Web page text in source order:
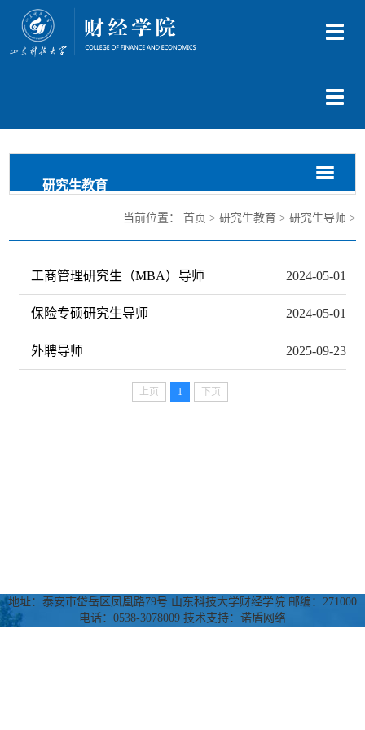
切
切
导
研究生教育
切
换
航
切
换
航
当前位置： 首页 > 研究生教育> 研究生导师 >
工商管理研究生（MBA）导师 2024-05-01
保险专硕研究生导师 2024-05-01
外聘导师 2025-09-23
上页 1 下页
地址：泰安市岱岳区凤凰路79号 山东科技大学财经学院 邮编：271000
电话：0538-3078009 技术支持：诺盾网络